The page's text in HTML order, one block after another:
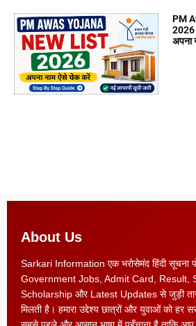
PM
2026
अपना
About Us
Sarkari Information एक भरोसेमंद हिंदी सूचना
Government Jobs, Admit Card, Result,
Scholarship और Latest Updates से जुड़ी
मिलती है। हमारा उद्देश्य छात्रों और युवाओं को हर